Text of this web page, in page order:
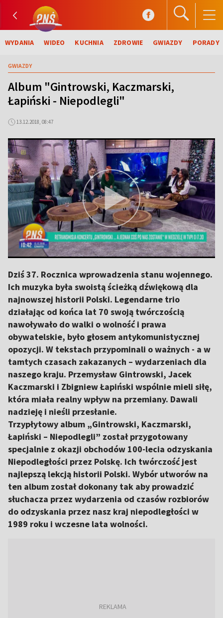
WYDANIA WIDEO KUCHNIA ZDROWIE GWIAZDY PORADY
GWIAZDY
Album "Gintrowski, Kaczmarski,
Łapiński - Niepodlegli"
13.12.2018, 08:47
Dziś 37. Rocznica wprowadzenia stanu wojennego.
Ich muzyka była swoistą ścieżką dźwiękową dla
najnowszej historii Polski. Legendarne trio
działając od końca lat 70 swoją twórczością
nawoływało do walki o wolność i prawa
obywatelskie, było głosem antykomunistycznej
opozycji. W tekstach przypominali o ważnych - a w
tamtych czasach zakazanych – wydarzeniach dla
naszego kraju. Przemysław Gintrowski, Jacek
Kaczmarski i Zbigniew Łapiński wspólnie mieli siłę,
która miała realny wpływ na przemiany. Dawali
nadzieję i nieśli przesłanie.
Trzypłytowy album „Gintrowski, Kaczmarski,
Łapiński – Niepodlegli” został przygotowany
specjalnie z okazji obchodów 100-lecia odzyskania
Niepodległości przez Polskę. Ich twórczość jest
najlepszą lekcją historii Polski. Wybór utworów na
ten album został dokonany tak aby prowadzić
słuchacza przez wydarzenia od czasów rozbiorów
do odzyskania przez nasz kraj niepodległości w
1989 roku i wczesne lata wolności.